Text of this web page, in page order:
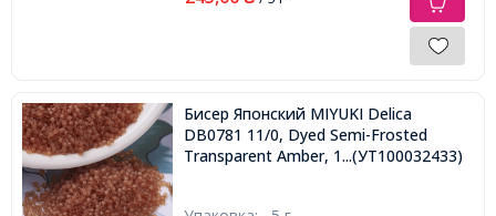
Бисер Японский MIYUKI Delica
DB0781 11/0, Dyed Semi-Frosted
Transparent Amber, 1000шт/5г,
...(УТ100032433)